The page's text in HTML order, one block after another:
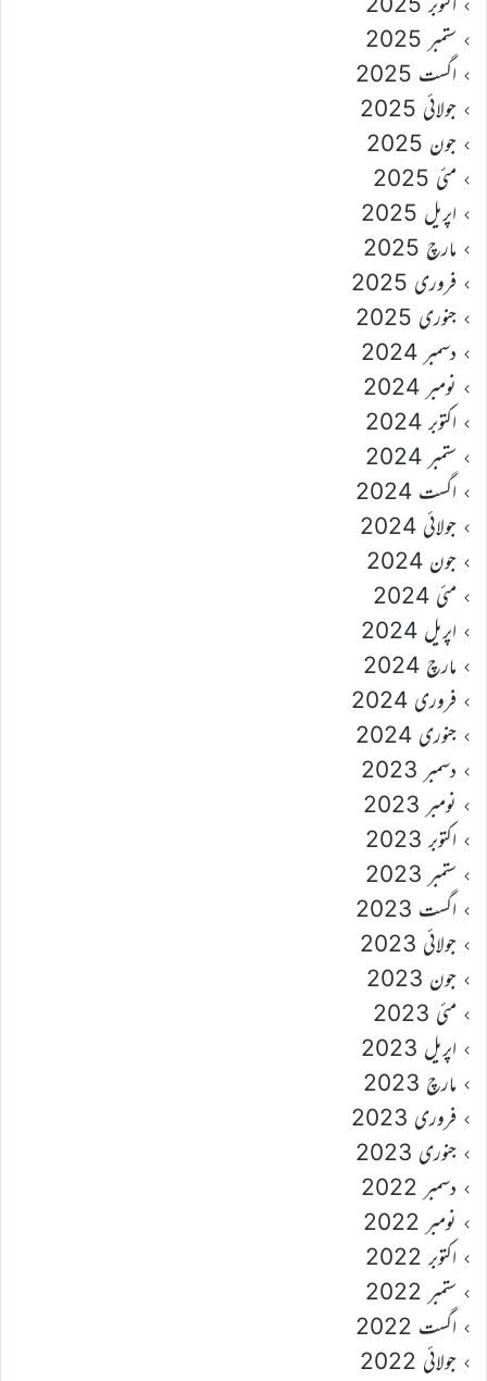
ستمبر 2025
اگست 2025
جولائی 2025
جون 2025
مئی 2025
اپریل 2025
مارچ 2025
فروری 2025
جنوری 2025
دسمبر 2024
نومبر 2024
اکتوبر 2024
ستمبر 2024
اگست 2024
جولائی 2024
جون 2024
مئی 2024
اپریل 2024
مارچ 2024
فروری 2024
جنوری 2024
دسمبر 2023
نومبر 2023
اکتوبر 2023
ستمبر 2023
اگست 2023
جولائی 2023
جون 2023
مئی 2023
اپریل 2023
مارچ 2023
فروری 2023
جنوری 2023
دسمبر 2022
نومبر 2022
اکتوبر 2022
ستمبر 2022
اگست 2022
جولائی 2022